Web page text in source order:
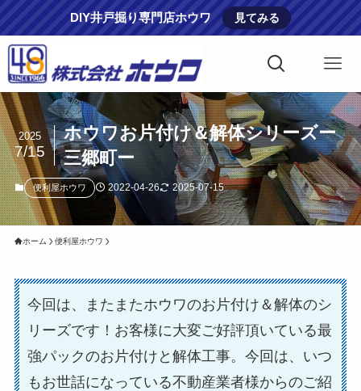
DIY井戸掘り専門店ホウワ 見てみる
ホウワお片付け＆解体シリーズー
三郷町ー
2025
7/15
便利屋ホウワ 2022-04-26 2025-07-15
ホーム 便利屋ホウワ
今回は、またまたホウワのお片付け＆解体のシ
リーズです！お客様に大変ご好評頂いている最
強パックのお片付けと解体工事。今回は、いつ
もお世話になっている不動産業者様からのご紹